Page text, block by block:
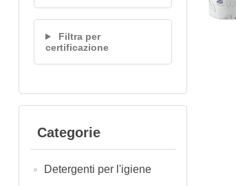
Filtra per
certificazione
Categorie
Detergenti per l'igiene